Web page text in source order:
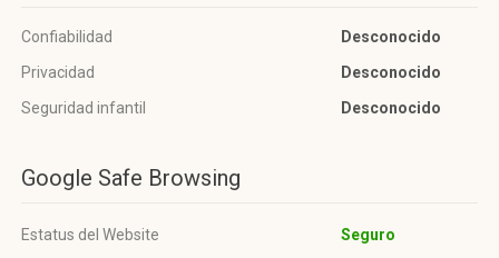
Confiabilidad
Desconocido
Privacidad
Desconocido
Seguridad infantil
Desconocido
Google Safe Browsing
Estatus del Website Seguro